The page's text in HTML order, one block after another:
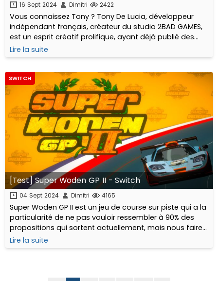
16 Sept 2024 Dimitri 2422
Vous connaissez Tony ? Tony De Lucia, développeur
indépendant français, créateur du studio 2BAD GAMES,
est un esprit créatif prolifique, ayant déjà publié des
jeux variés et sortant des sentiers battus...
Lire la suite
SWITCH
[Test] Super Woden GP II - Switch
04 Sept 2024 Dimitri 4165
Super Woden GP II est un jeu de course sur piste qui a la
particularité de ne pas vouloir ressembler à 90% des
propositions qui sortent actuellement, mais nous faire
changer de point de vue.
Lire la suite